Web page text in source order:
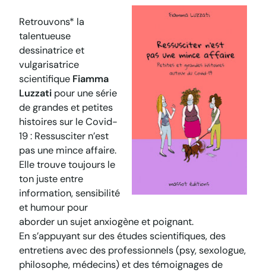
Retrouvons* la
talentueuse
dessinatrice et
vulgarisatrice
scientifique Fiamma
Luzzati pour une série
de grandes et petites
histoires sur le Covid-
19 : Ressusciter n’est
pas une mince affaire.
Elle trouve toujours le
ton juste entre
information, sensibilité
et humour pour
aborder un sujet anxiogène et poignant.
En s’appuyant sur des études scientifiques, des
entretiens avec des professionnels (psy, sexologue,
philosophe, médecins) et des témoignages de